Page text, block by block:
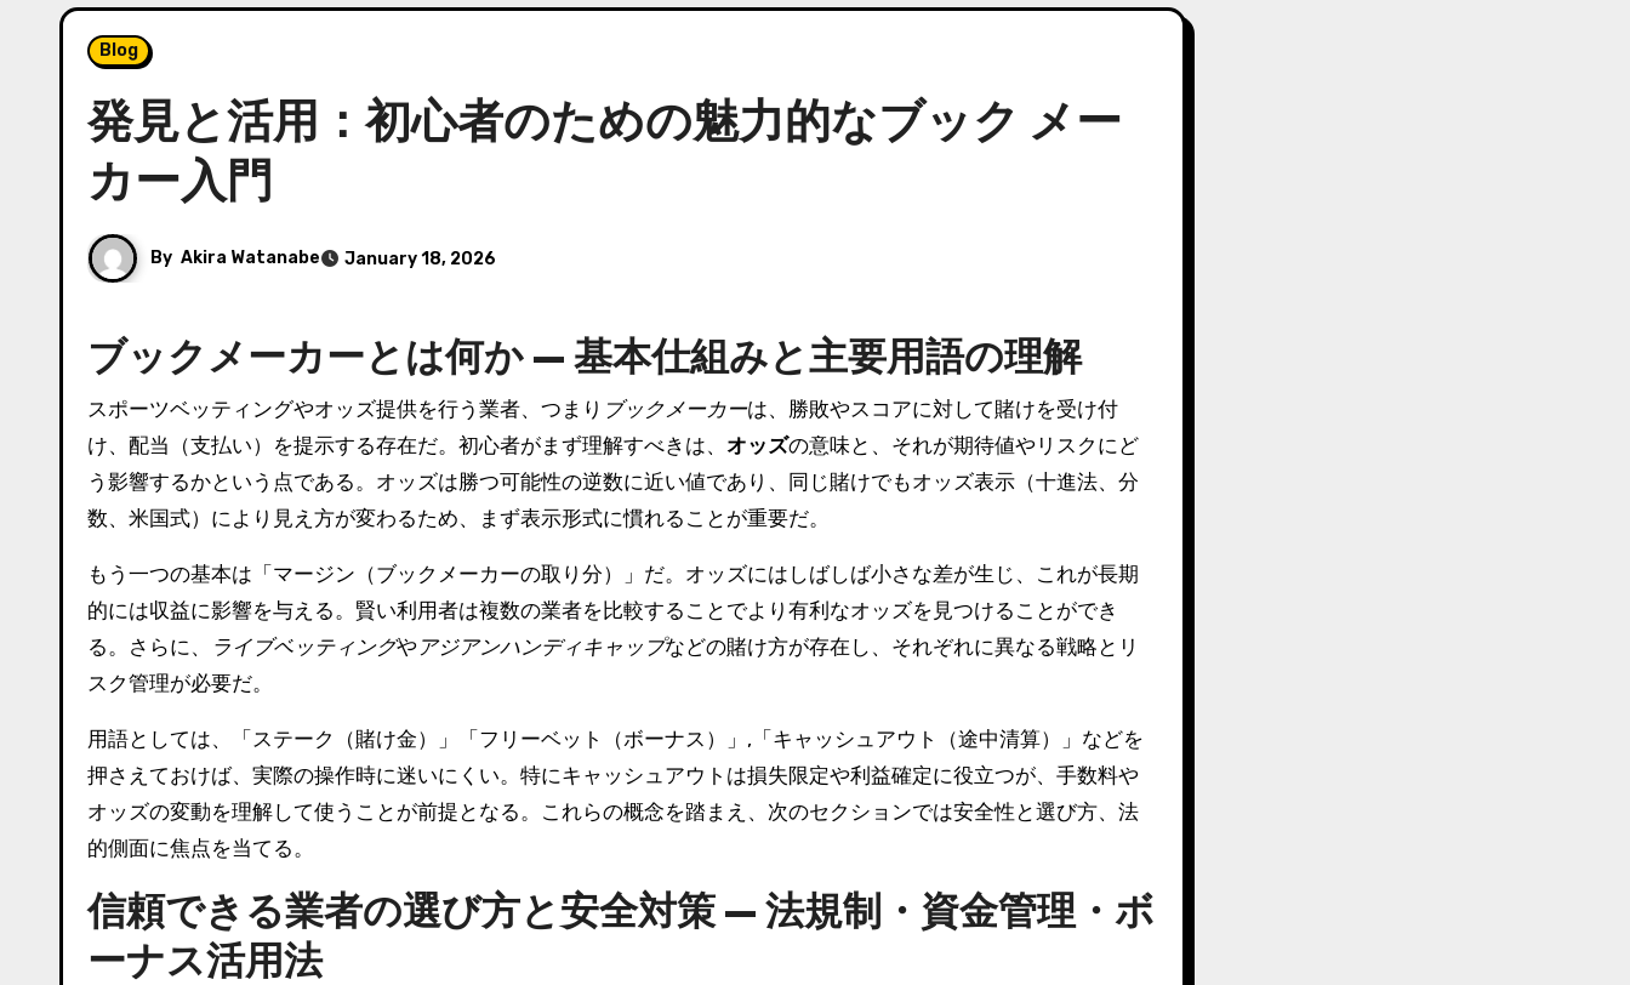
Blog
発見と活用：初心者のための魅力的なブック メー
カー入門
By Akira Watanabe January 18, 2026
ブックメーカーとは何か — 基本仕組みと主要用語の理解
スポーツベッティングやオッズ提供を行う業者、つまり ブックメーカーは、勝敗やスコアに対して賭けを受け付
け、配当（支払い）を提示する存在だ。初心者がまず理解すべきは、 オッズの意味と、それが期待値やリスクにど
う影響するかという点である。オッズは勝つ可能性の逆数に近い値であり、同じ賭けでもオッズ表示（十進法、分
数、米国式）により見え方が変わるため、まず表示形式に慣れることが重要だ。
もう一つの基本は「マージン（ブックメーカーの取り分）」だ。オッズにはしばしば小さな差が生じ、これが長期
的には収益に影響を与える。賢い利用者は複数の業者を比較することでより有利なオッズを見つけることができ
る。さらに、
ライブベッティングや アジアンハンディキャップなどの賭け方が存在し、それぞれに異なる戦略とリ
スク管理が必要だ。
用語としては、「ステーク（賭け金）」「フリーベット（ボーナス）」,「キャッシュアウト（途中清算）」などを
押さえておけば、実際の操作時に迷いにくい。特にキャッシュアウトは損失限定や利益確定に役立つが、手数料や
オッズの変動を理解して使うことが前提となる。これらの概念を踏まえ、次のセクションでは安全性と選び方、法
的側面に焦点を当てる。
信頼できる業者の選び方と安全対策 — 法規制・資金管理・ボ
ーナス活用法